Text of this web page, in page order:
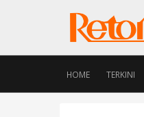
HOME TERKINI